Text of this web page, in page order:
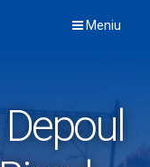
Meniu
Depoul